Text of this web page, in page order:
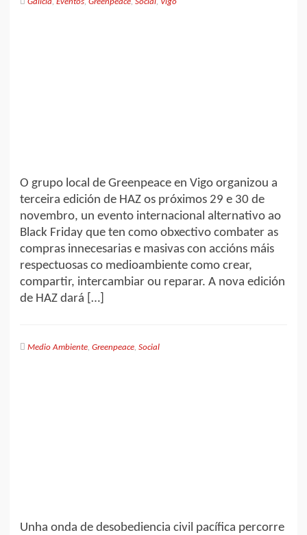
O grupo local de Greenpeace en Vigo organizou a
terceira edición de HAZ os próximos 29 e 30 de
novembro, un evento internacional alternativo ao
Black Friday que ten como obxectivo combater as
compras innecesarias e masivas con accións máis
respectuosas co medioambiente como crear,
compartir, intercambiar ou reparar. A nova edición
de HAZ dará […]
Medio Ambiente, Greenpeace, Social
Unha onda de desobediencia civil pacífica percorre